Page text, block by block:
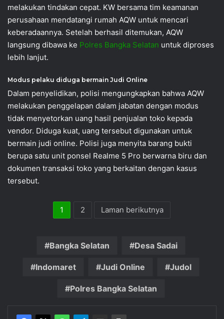
melakukan tindakan cepat. KW bersama tim keamanan
perusahaan mendatangi rumah AQW untuk mencari
keberadaannya. Setelah berhasil ditemukan, AQW
langsung dibawa ke Polres Bangka Selatan untuk diproses
lebih lanjut.
Modus pelaku diduga bermain Judi Online
Dalam penyelidikan, polisi mengungkapkan bahwa AQW
melakukan penggelapan dalam jabatan dengan modus
tidak menyetorkan uang hasil penjualan toko kepada
vendor. Diduga kuat, uang tersebut digunakan untuk
bermain judi online. Polisi juga menyita barang bukti
berupa satu unit ponsel Realme 5 Pro berwarna biru dan
dokumen transaksi toko yang berkaitan dengan kasus
tersebut.
1 2 Laman berikutnya
Bangka Selatan Desa Sadai
Indomaret Judi Online Judol
Polres Bangka Selatan